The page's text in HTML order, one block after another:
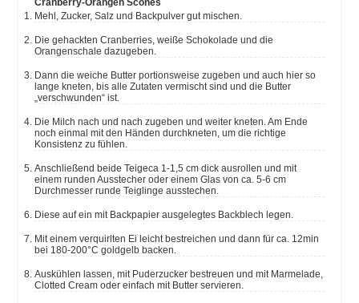
Cranberry-Orangen Scones
Mehl, Zucker, Salz und Backpulver gut mischen.
Die gehackten Cranberries, weiße Schokolade und die
Orangenschale dazugeben.
Dann die weiche Butter portionsweise zugeben und auch hier so
lange kneten, bis alle Zutaten vermischt sind und die Butter
„verschwunden“ ist.
Die Milch nach und nach zugeben und weiter kneten. Am Ende
noch einmal mit den Händen durchkneten, um die richtige
Konsistenz zu fühlen.
Anschließend beide Teigeca 1-1,5 cm dick ausrollen und mit
einem runden Ausstecher oder einem Glas von ca. 5-6 cm
Durchmesser runde Teiglinge ausstechen.
Diese auf ein mit Backpapier ausgelegtes Backblech legen.
Mit einem verquirlten Ei leicht bestreichen und dann für ca. 12min
bei 180-200°C goldgelb backen.
Auskühlen lassen, mit Puderzucker bestreuen und mit Marmelade,
Clotted Cream oder einfach mit Butter servieren.